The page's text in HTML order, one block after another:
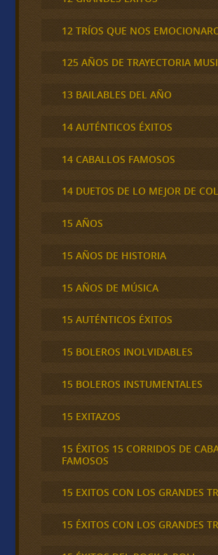
12 TRÍOS QUE NOS
125 AÑOS DE TRAYECTORIA
13 BAILABLES DEL AÑO
14 AUTÉNTICOS ÉXITOS
14 CABALLOS FAMOSOS
14 DUETOS DE LO MEJOR DE
15 AÑOS
15 AÑOS DE HISTORIA
15 AÑOS DE MÚSICA
15 AUTÉNTICOS ÉXITOS
15 BOLEROS INOLVIDABLES
15 BOLEROS INSTUMENTALES
15 EXITAZOS
15 ÉXITOS 15 CORRIDOS DE
FAMOSOS
15 EXITOS CON LOS GRANDES
15 ÉXITOS CON LOS GRANDES